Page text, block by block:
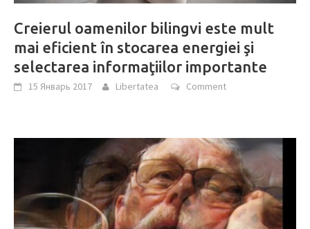
Creierul oamenilor bilingvi este mult
mai eficient în stocarea energiei şi
selectarea informaţiilor importante
15 Январь 2017 Libertatea Comment